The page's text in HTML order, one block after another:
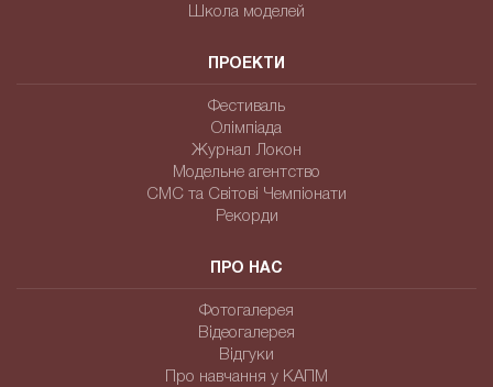
Школа моделей
ПРОЕКТИ
Фестиваль
Олімпіада
Журнал Локон
Модельне агентство
СМС та Світові Чемпіонати
Рекорди
ПРО НАС
Фотогалерея
Відеогалерея
Відгуки
Про навчання у КАПМ